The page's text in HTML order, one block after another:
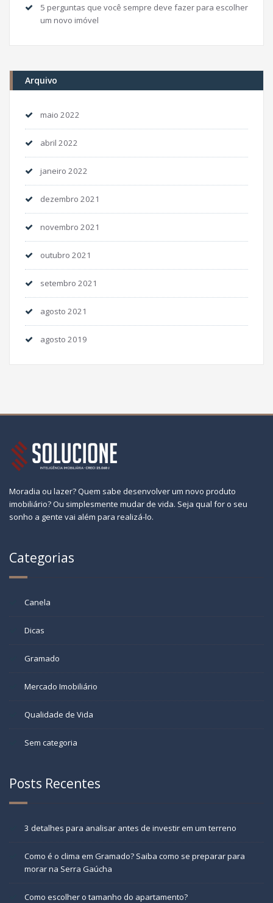
5 perguntas que você sempre deve fazer para escolher
um novo imóvel
Arquivo
maio 2022
abril 2022
janeiro 2022
dezembro 2021
novembro 2021
outubro 2021
setembro 2021
agosto 2021
agosto 2019
Moradia ou lazer? Quem sabe desenvolver um novo produto
imobiliário? Ou simplesmente mudar de vida. Seja qual for o seu
sonho a gente vai além para realizá-lo.
Categorias
Canela
Dicas
Gramado
Mercado Imobiliário
Qualidade de Vida
Sem categoria
Posts Recentes
3 detalhes para analisar antes de investir em um terreno
Como é o clima em Gramado? Saiba como se preparar para
morar na Serra Gaúcha
Como escolher o tamanho do apartamento?